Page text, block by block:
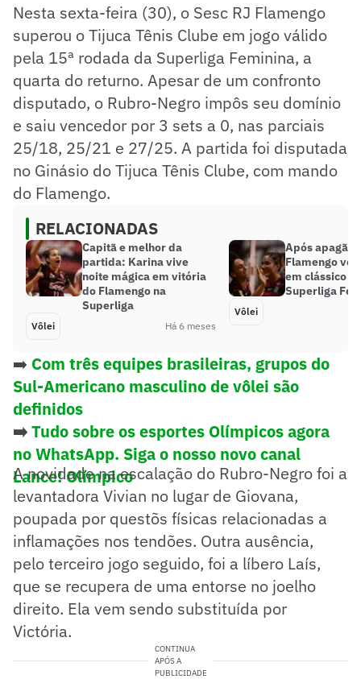
Nesta sexta-feira (30), o Sesc RJ Flamengo
superou o Tijuca Tênis Clube em jogo válido
pela 15ª rodada da Superliga Feminina, a
quarta do returno. Apesar de um confronto
disputado, o Rubro-Negro impôs seu domínio
e saiu vencedor por 3 sets a 0, nas parciais
25/18, 25/21 e 27/25. A partida foi disputada
no Ginásio do Tijuca Tênis Clube, com mando
do Flamengo.
RELACIONADAS
Capitã e melhor da
partida: Karina vive
noite mágica em vitória
do Flamengo na
Superliga
Vôlei Há 6 meses
Após apagão
Flamengo
em clássico
Superliga
Vôlei
➡️ Com três equipes brasileiras, grupos do
Sul-Americano masculino de vôlei são
definidos
➡️Tudo sobre os esportes Olímpicos agora
no WhatsApp. Siga o nosso novo canal
Lance! Olímpico
A novidade na escalação do Rubro-Negro foi a
levantadora Vivian no lugar de Giovana,
poupada por questõs físicas relacionadas a
inflamações nos tendões. Outra ausência,
pelo terceiro jogo seguido, foi a líbero Laís,
que se recupera de uma entorse no joelho
direito. Ela vem sendo substituída por
Victória.
CONTINUA
APÓS A
PUBLICIDADE